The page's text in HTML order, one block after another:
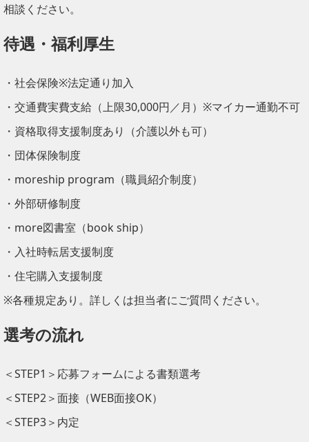
相談ください。
待遇・福利厚生
・社会保険※法定通り加入
・交通費実費支給（上限30,000円／月）※マイカー通勤不可
・資格取得支援制度あり（介護以外も可）
・団体保険制度
・moreship program（職員紹介制度）
・外部研修制度
・more図書室（book ship）
・入社時転居支援制度
・住宅購入支援制度
※各種規定あり。詳しくは担当者にご質問ください。
選考の流れ
＜STEP1＞応募フォームによる書類選考
＜STEP2＞面接（WEB面接OK）
＜STEP3＞内定